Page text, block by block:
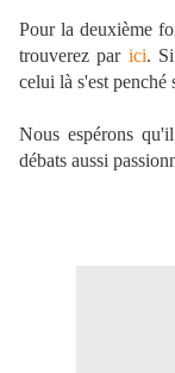
Pour la deuxième
trouverez par ici.
celui là s'est penché
Nous espérons
débats aussi